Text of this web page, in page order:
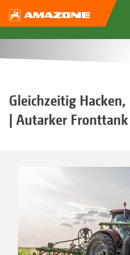
Gleichzeitig
| Autarker Fronttank